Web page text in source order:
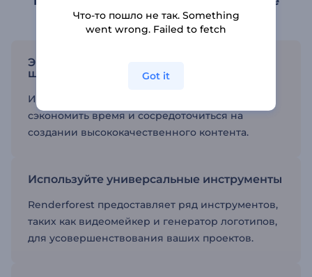
признание
Экономьте время с помощью видео
шаблонов портфолио
Использование шаблонов поможет вам
сэкономить время и сосредоточиться на
создании высококачественного контента.
Используйте универсальные инструменты
Renderforest предоставляет ряд инструментов,
таких как видеомейкер и генератор логотипов,
для усовершенствования ваших проектов.
Что-то пошло не так. Something
went wrong. Failed to fetch
Got it